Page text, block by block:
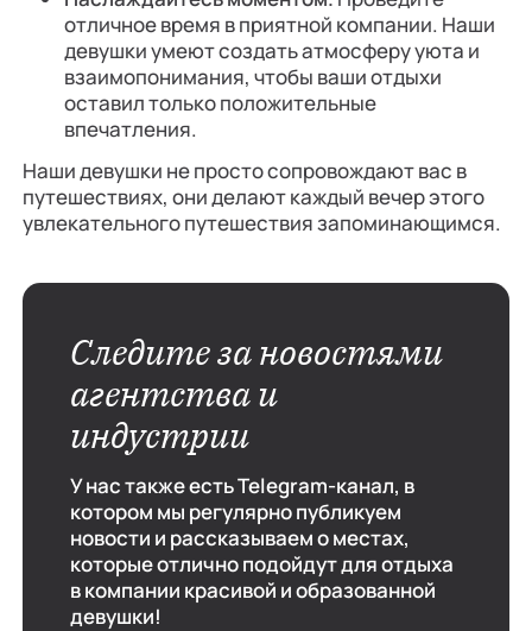
отличное время в приятной компании. Наши
девушки умеют создать атмосферу уюта и
взаимопонимания, чтобы ваши отдыхи
оставил только положительные
впечатления.
Наши девушки не просто сопровождают вас в
путешествиях, они делают каждый вечер этого
увлекательного путешествия запоминающимся.
Следите за новостями
агентства и
индустрии
У нас также есть Telegram-канал, в
котором мы регулярно публикуем
новости и рассказываем о местах,
которые отлично подойдут для отдыха
в компании красивой и образованной
девушки!